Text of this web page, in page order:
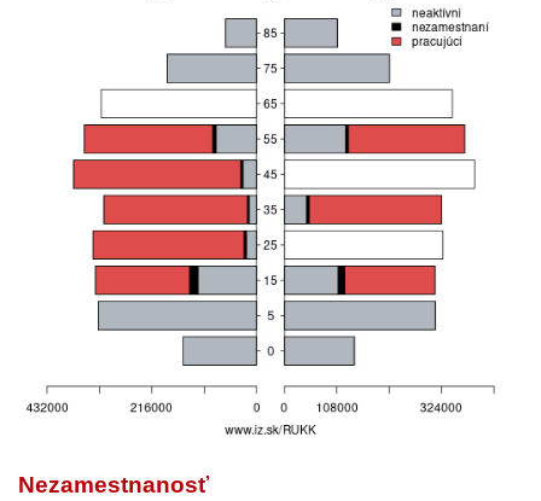
Nezamestnanosť